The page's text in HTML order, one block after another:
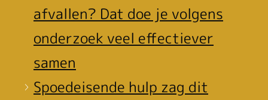
afvallen? Dat doe je volgens
onderzoek veel effectiever
samen
Spoedeisende hulp zag dit